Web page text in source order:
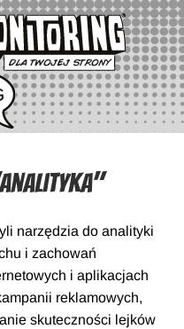
narzędzia do analityki
i zachowań
i aplikacjach
reklamowych,
skuteczności lejków